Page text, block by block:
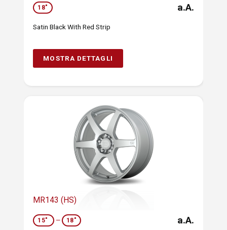
18" a.A.
Satin Black With Red Strip
MOSTRA DETTAGLI
MR143 (HS)
15" — 18" a.A.